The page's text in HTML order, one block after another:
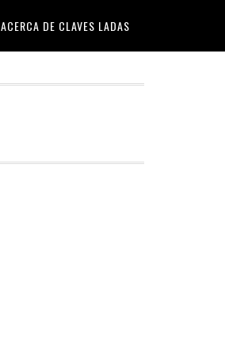
ACERCA DE CLAVES LADAS